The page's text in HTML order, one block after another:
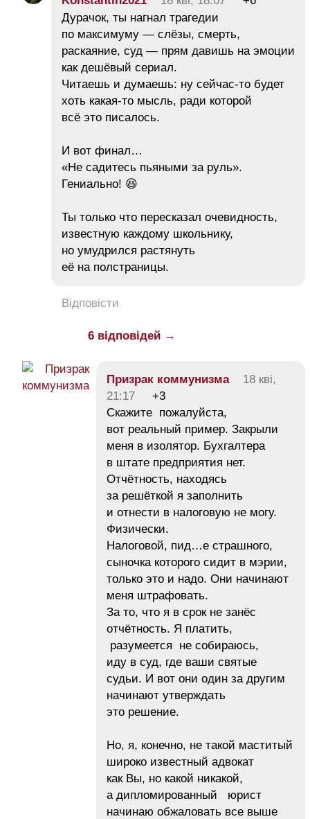
Дурачок, ты нагнал трагедии
по максимуму — слёзы, смерть,
раскаяние, суд — прям давишь на эмоции
как дешёвый сериал.
Читаешь и думаешь: ну сейчас-то будет
хоть какая-то мысль, ради которой
всё это писалось.
И вот финал…
«Не садитесь пьяными за руль».
Гениально! 😆
Ты только что пересказал очевидность,
известную каждому школьнику,
но умудрился растянуть
её на полстраницы.
Відповісти
6 відповідей →
Призрак коммунизма
18 кві,
21:17
+3
Скажите пожалуйста,
вот реальный пример. Закрыли
меня в изолятор. Бухгалтера
в штате предприятия нет.
Отчётность, находясь
за решёткой я заполнить
и отнести в налоговую не могу.
Физически.
Налоговой, пид…е страшного,
сыночка которого сидит в мэрии,
только это и надо. Они начинают
меня штрафовать.
За то, что я в срок не занёс
отчётность. Я платить,
разумеется не собираюсь,
иду в суд, где ваши святые
судьи. И вот они один за другим
начинают утверждать
это решение.
Но, я, конечно, не такой маститый
широко известный адвокат
как Вы, но какой никакой,
а дипломированный юрист
начинаю обжаловать все выше